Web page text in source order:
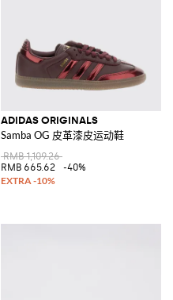
ADIDAS ORIGINALS
Samba OG 皮革漆皮运动鞋
RMB 1,109.26
RMB 665.62
-40%